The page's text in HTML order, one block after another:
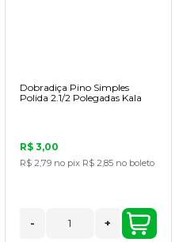
Dobradiça Pino Simples
Polida 2.1/2 Polegadas Kala
R$ 3,00
R$ 2,79 no pix R$ 2,85 no boleto
- +